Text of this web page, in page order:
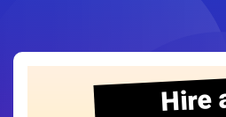
Hire